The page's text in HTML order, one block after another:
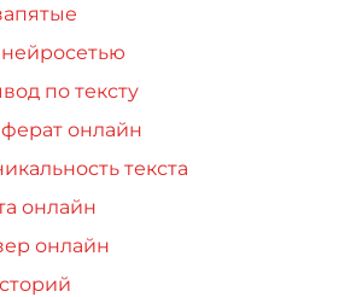
по тексту
онлайн
текста
онлайн
онлайн